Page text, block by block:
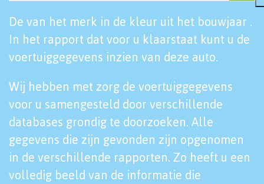
De van het merk in de kleur uit het bouwjaar .
In het rapport dat voor u klaarstaat kunt u de
voertuiggegevens inzien van deze auto.
Wij hebben met zorg de voertuiggegevens
voor u samengesteld door verschillende
databases grondig te doorzoeken. Alle
gegevens die zijn gevonden zijn opgenomen
in de verschillende rapporten. Zo heeft u een
volledig beeld van de informatie die